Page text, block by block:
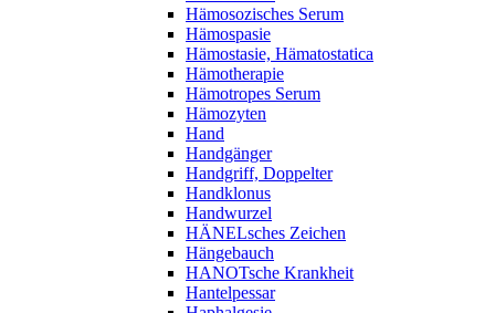
Hämosozisches Serum
Hämospasie
Hämostasie, Hämatostatica
Hämotherapie
Hämotropes Serum
Hämozyten
Hand
Handgänger
Handgriff, Doppelter
Handklonus
Handwurzel
HÄNELsches Zeichen
Hängebauch
HANOTsche Krankheit
Hantelpessar